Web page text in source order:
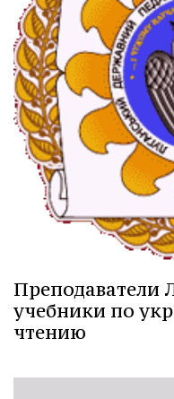
Преподаватели
учебники по
чтению